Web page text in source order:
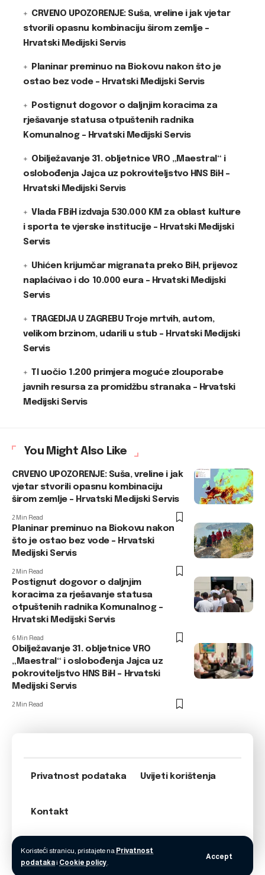
Koristeći stranicu, pristajete na Privatnost
podatakai Cookie policy.
Accept
CRVENO UPOZORENJE: Suša, vreline i jak vjetar
stvorili opasnu kombinaciju širom zemlje –
Hrvatski Medijski Servis
Planinar preminuo na Biokovu nakon što je
ostao bez vode – Hrvatski Medijski Servis
Postignut dogovor o daljnjim koracima za
rješavanje statusa otpuštenih radnika
Komunalnog – Hrvatski Medijski Servis
Obilježavanje 31. obljetnice VRO „Maestral“ i
oslobođenja Jajca uz pokroviteljstvo HNS BiH –
Hrvatski Medijski Servis
Vlada FBiH izdvaja 530.000 KM za oblast kulture
i sporta te vjerske institucije – Hrvatski Medijski
Servis
Uhićen krijumčar migranata preko BiH, prijevoz
naplaćivao i do 10.000 eura – Hrvatski Medijski
Servis
TRAGEDIJA U ZAGREBU Troje mrtvih, autom,
velikom brzinom, udarili u stub – Hrvatski Medijski
Servis
TI uočio 1.200 primjera moguće zlouporabe
javnih resursa za promidžbu stranaka – Hrvatski
Medijski Servis
You Might Also Like
CRVENO UPOZORENJE: Suša, vreline i jak
vjetar stvorili opasnu kombinaciju
širom zemlje – Hrvatski Medijski Servis
2 Min Read
Planinar preminuo na Biokovu nakon
što je ostao bez vode – Hrvatski
Medijski Servis
2 Min Read
Postignut dogovor o daljnjim
koracima za rješavanje statusa
otpuštenih radnika Komunalnog –
Hrvatski Medijski Servis
6 Min Read
Obilježavanje 31. obljetnice VRO
„Maestral“ i oslobođenja Jajca uz
pokroviteljstvo HNS BiH – Hrvatski
Medijski Servis
2 Min Read
Privatnost podataka Uvijeti korištenja
Kontakt